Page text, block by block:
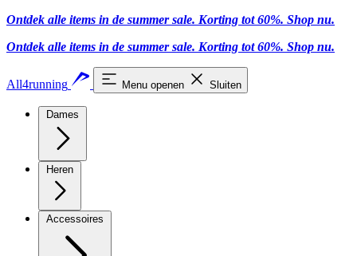
Ontdek alle items in de summer sale. Korting tot 60%. Shop nu.
Ontdek alle items in de summer sale. Korting tot 60%. Shop nu.
All4running Menu openen Sluiten
Dames
Heren
Accessoires